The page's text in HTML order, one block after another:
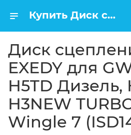
Купить Диск сцепления EXEDY для GW Hover H5TD Дизель, Hover H3NEW TURBO, Wingle 7 (ISD141U) в Москве по низкой цене
Диск
EXEDY для
H5TD Дизель,
H3NEW
Wingle 7